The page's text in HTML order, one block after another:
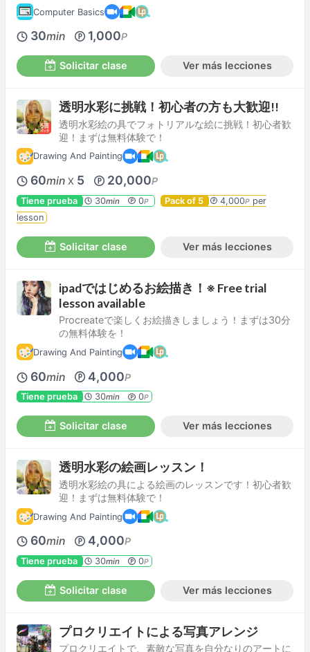
Computer Basics
30min 1,000P
Solicitar clase Ver más lecciones
透明水彩に挑戦！初心者の方も大歓迎!!
透明水彩絵の具でフォトリアルな絵に挑戦！初心者歓
迎！まずは無料体験で！
Drawing And Painting
60min X 5 20,000P
Tiene prueba 30min 0P Pack of 5 4,000Pper
lesson
Solicitar clase Ver más lecciones
ipadではじめるお絵描き！※ Free trial
lesson available
Procreateで楽しくお絵描きしましょう！まずは30分
の無料体験を！
Drawing And Painting
60min 4,000P
Tiene prueba 30min 0P
Solicitar clase Ver más lecciones
透明水彩の絵画レッスン！
透明水彩絵の具による絵画のレッスンです！初心者歓
迎！まずは無料体験で！
Drawing And Painting
60min 4,000P
Tiene prueba 30min 0P
Solicitar clase Ver más lecciones
プロクリエイトによる写真アレンジ
プロクリエイトで、素敵な写真を自分なりのアートに